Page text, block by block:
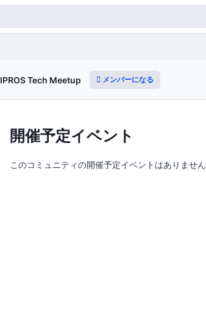
IPROS Tech Meetup メンバーになる
開催予定イベント
このコミュニティの開催予定イベントはありません